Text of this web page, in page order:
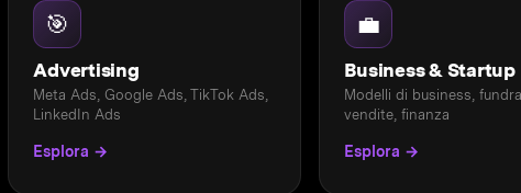
🎯
Advertising
Meta Ads, Google Ads, TikTok Ads,
LinkedIn Ads
Esplora →
💼
Business & Startup
Modelli di business,
vendite, finanza
Esplora →